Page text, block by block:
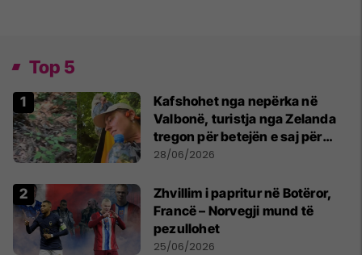
Top 5
Kafshohet nga nepërka në
Valbonë, turistja nga Zelanda
tregon për betejën e saj për
mbijetesë
28/06/2026
Zhvillim i papritur në Botëror,
Francë – Norvegji mund të
pezullohet
25/06/2026